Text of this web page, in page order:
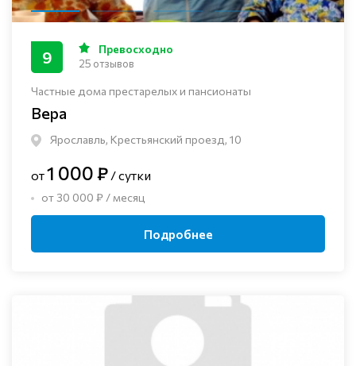
Частные дома престарелых и пансионаты
Вера
Ярославль, Крестьянский проезд, 10
9 Превосходно
25 отзывов
от1 000 ₽ / сутки
от 30 000 ₽ / месяц
Подробнее